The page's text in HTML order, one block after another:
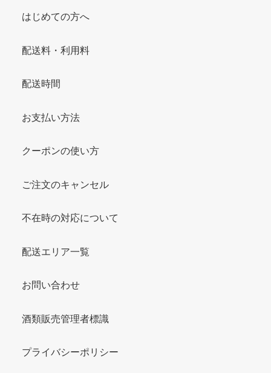
はじめての方へ
配送料・利用料
配送時間
お支払い方法
クーポンの使い方
ご注文のキャンセル
不在時の対応について
配送エリア一覧
お問い合わせ
酒類販売管理者標識
プライバシーポリシー